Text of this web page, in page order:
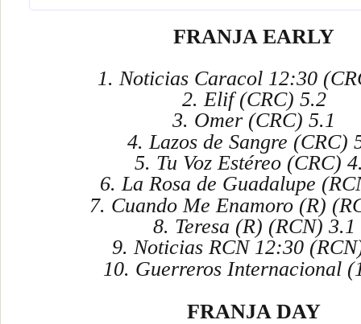
FRANJA EARLY
1. Noticias Caracol 12:30
2. Elif (CRC) 5.2
3. Omer (CRC) 5.1
4. Lazos de Sangre (CRC)
5. Tu Voz Estéreo (CRC)
6. La Rosa de Guadalupe
7. Cuando Me Enamoro (R)
8. Teresa (R) (RCN) 3.1
9. Noticias RCN 12:30
10. Guerreros Internacional
FRANJA DAY